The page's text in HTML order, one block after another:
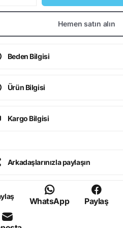
Hemen satın alın
Beden Bilgisi
Ürün Bilgisi
Kargo Bilgisi
Arkadaşlarınızla paylaşın
WhatsApp Paylaş